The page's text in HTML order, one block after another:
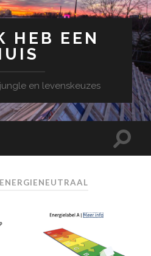
HEB EEN
en levenskeuzes